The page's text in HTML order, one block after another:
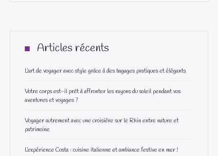
Articles récents
L’art de voyager avec style grâce à des bagages pratiques et élégants
Votre corps est-il prêt à affronter les rayons du soleil pendant vos
aventures et voyages ?
Voyager autrement avec une croisière sur le Rhin entre nature et
patrimoine
L’expérience Costa : cuisine italienne et ambiance festive en mer !